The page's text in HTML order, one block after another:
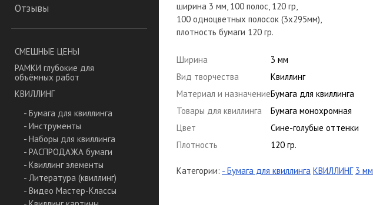
Отзывы
СМЕШНЫЕ ЦЕНЫ
РАМКИ глубокие для
объёмных работ
КВИЛЛИНГ
- Бумага для квиллинга
- Инструменты
- Наборы для квиллинга
- РАСПРОДАЖА бумаги
- Квиллинг элементы
- Литература (квиллинг)
- Видео Мастер-Классы
ширина 3 мм, 100 полос, 120 гр,
100 одноцветных полосок (3х295мм),
плотность бумаги 120 гр.
Ширина
3 мм
Вид творчества
Квиллинг
Материал и назначениеБумага для квиллинга
Товары для квиллинга
Бумага монохромная
Цвет
Сине-голубые оттенки
Плотность
120 гр.
Категории: - Бумага для квиллинга КВИЛЛИНГ 3 мм